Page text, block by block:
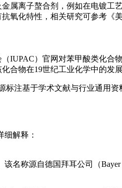
属离子螯合剂，例如在电镀工
氧化特性，相关研究可参考《
IUPAC）官网对苯甲酸类化合
合物在19世纪工业化学中的发展
标注基于学术文献与行业通用资
细解释：
名称源自德国拜耳公司（